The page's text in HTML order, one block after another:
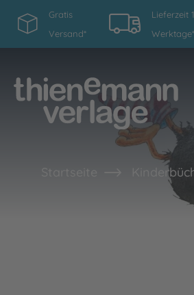
Gratis
Versand*
Lieferzeit